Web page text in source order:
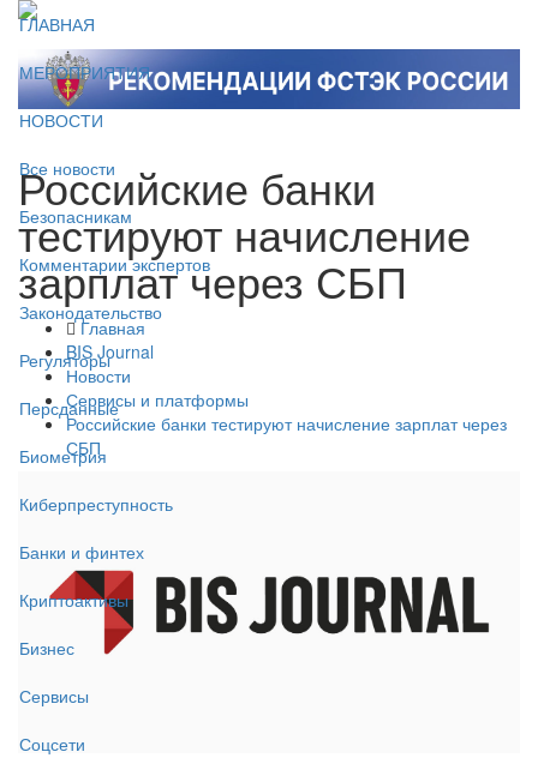
ГЛАВНАЯ
МЕРОПРИЯТИЯ
НОВОСТИ
Все новости
Безопасникам
Комментарии экспертов
Законодательство
Регуляторы
Персданные
Биометрия
Киберпреступность
Банки и финтех
Криптоактивы
Бизнес
Сервисы
Соцсети
Российские банки
тестируют начисление
зарплат через СБП
Главная
BIS Journal
Новости
Сервисы и платформы
Российские банки тестируют начисление зарплат через
СБП